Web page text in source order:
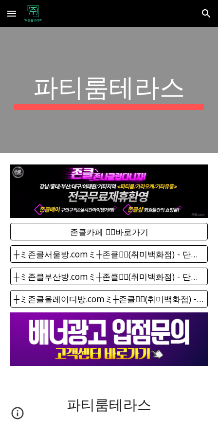
Skip to main content Skip to navigation
파티룸테라스
존클카페 ❤️‍🔥바로가기
┼ミ존클서울방.comミ┼존클❤️‍🔥(취미백화점) - 단톡방
┼ミ존클부산방.comミ┼존클❤️‍🔥(취미백화점) - 단톡방
┼ミ존클올레이디방.comミ┼존클❤️‍🔥(취미백화점) - 단톡방
파티룸테라스